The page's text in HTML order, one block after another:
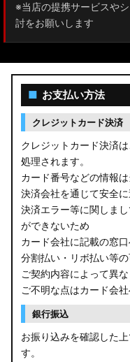
E52 エルグランド
T32 エクストレイル
C28 セレナ
B21A デイズルークス
E13 ノート
E12 ノート
B44A/B45A B47A/B48A
JF3/4 N-BOX カスタム
JH3/4 N-WGN
JH1/2 N-WGN
※当店の提携サービスや
討をお願いします
■ お支払い方法
クレジットカード決済
クレジットカード決済
処理されます。
カード番号などの情報
決済会社を通じて安全に
決済エラー等に関しま
ができないため
カード会社に記載の窓
分割払い・リボ払い等
ご契約内容によって異な
ご不明な点はカード会
銀行振込
お振り込みを確認した
す。